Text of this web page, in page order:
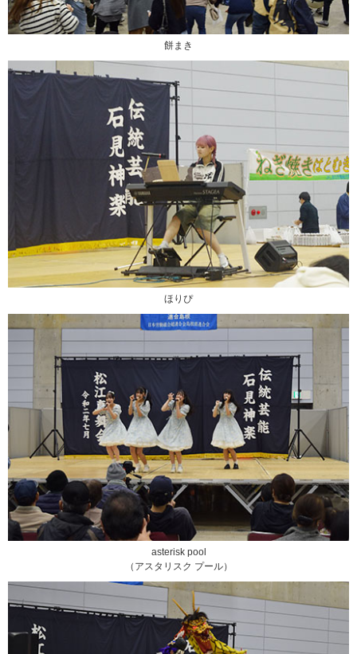
餅まき
ほりぴ
asterisk pool
（アスタリスク プール）